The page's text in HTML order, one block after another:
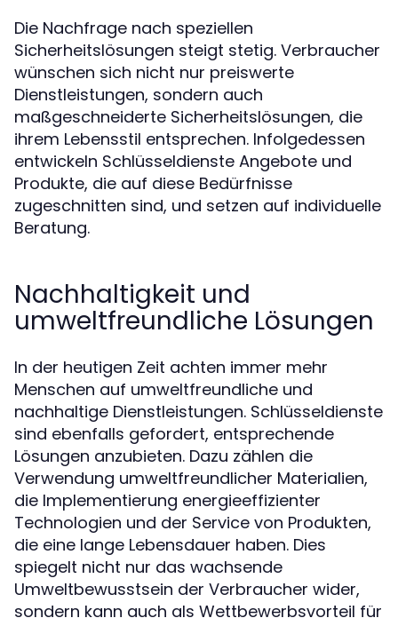
Die Nachfrage nach speziellen
Sicherheitslösungen steigt stetig. Verbraucher
wünschen sich nicht nur preiswerte
Dienstleistungen, sondern auch
maßgeschneiderte Sicherheitslösungen, die
ihrem Lebensstil entsprechen. Infolgedessen
entwickeln Schlüsseldienste Angebote und
Produkte, die auf diese Bedürfnisse
zugeschnitten sind, und setzen auf individuelle
Beratung.
Nachhaltigkeit und
umweltfreundliche Lösungen
In der heutigen Zeit achten immer mehr
Menschen auf umweltfreundliche und
nachhaltige Dienstleistungen. Schlüsseldienste
sind ebenfalls gefordert, entsprechende
Lösungen anzubieten. Dazu zählen die
Verwendung umweltfreundlicher Materialien,
die Implementierung energieeffizienter
Technologien und der Service von Produkten,
die eine lange Lebensdauer haben. Dies
spiegelt nicht nur das wachsende
Umweltbewusstsein der Verbraucher wider,
sondern kann auch als Wettbewerbsvorteil für